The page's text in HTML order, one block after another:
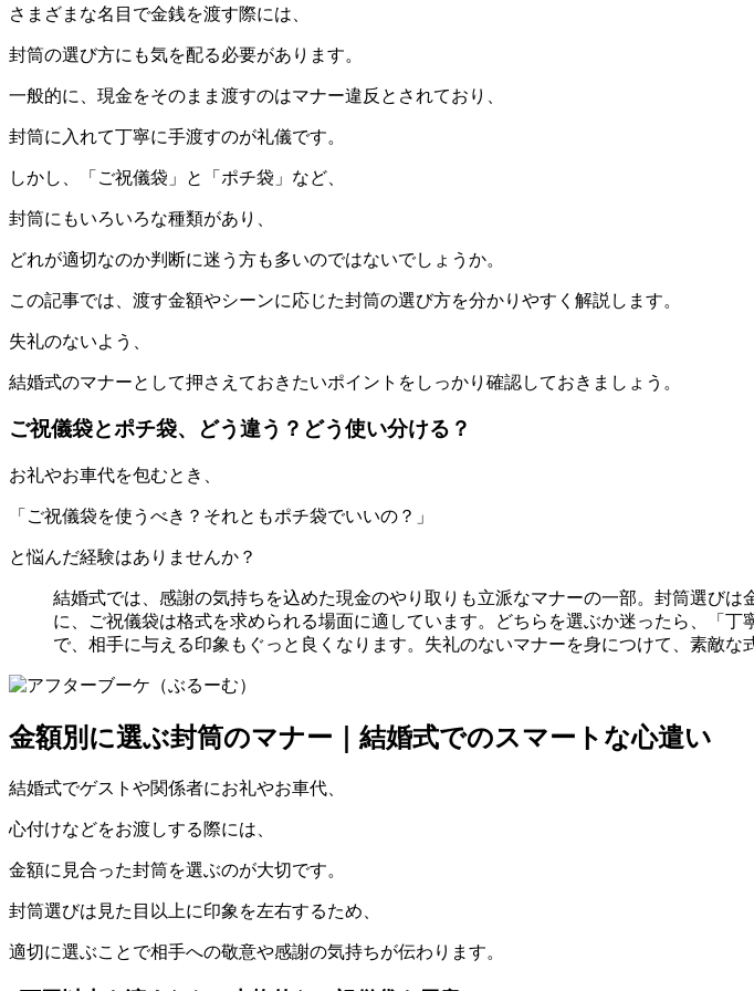
さまざまな名目で金銭を渡す際には、
封筒の選び方にも気を配る必要があります。
一般的に、現金をそのまま渡すのはマナー違反とされており、
封筒に入れて丁寧に手渡すのが礼儀です。
しかし、「ご祝儀袋」と「ポチ袋」など、
封筒にもいろいろな種類があり、
どれが適切なのか判断に迷う方も多いのではないでしょうか。
この記事では、渡す金額やシーンに応じた封筒の選び方を分かりやすく解説します。
失礼のないよう、
結婚式のマナーとして押さえておきたいポイントをしっかり確認しておきましょう。
ご祝儀袋とポチ袋、どう違う？どう使い分ける？
お礼やお車代を包むとき、
「ご祝儀袋を使うべき？それともポチ袋でいいの？」
と悩んだ経験はありませんか？
結婚式では、感謝の気持ちを込めた現金のやり取りも立派なマナーの一部。封筒選び
に、ご祝儀袋は格式を求められる場面に適しています。どちらを選ぶか迷ったら、「
で、相手に与える印象もぐっと良くなります。失礼のないマナーを身につけて、素敵な
金額別に選ぶ封筒のマナー｜結婚式でのスマートな心遣い
結婚式でゲストや関係者にお礼やお車代、
心付けなどをお渡しする際には、
金額に見合った封筒を選ぶのが大切です。
封筒選びは見た目以上に印象を左右するため、
適切に選ぶことで相手への敬意や感謝の気持ちが伝わります。